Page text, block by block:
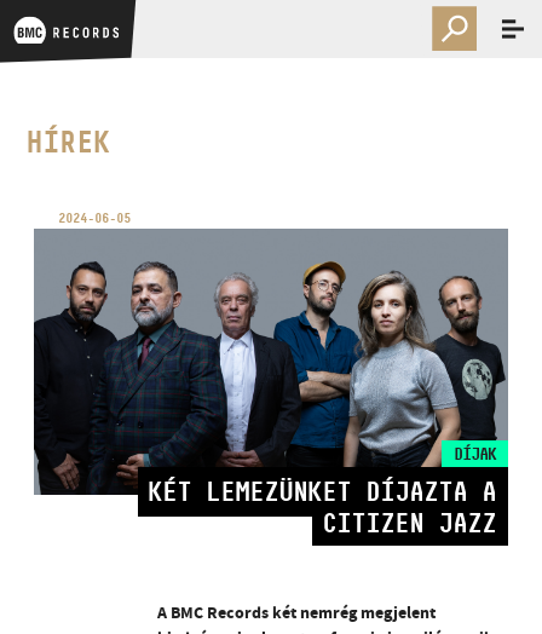
HÍREK
2024-06-05
DÍJAK
KÉT LEMEZÜNKET DÍJAZTA A
CITIZEN JAZZ
A BMC Records két nemrég megjelent